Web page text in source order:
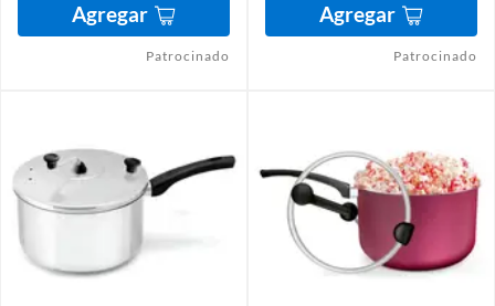
Agregar
Patrocinado
Agregar
Patrocinado